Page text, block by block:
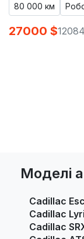
80 000 км
27000 $
Моделі
Cadillac
Cadillac
Cadillac